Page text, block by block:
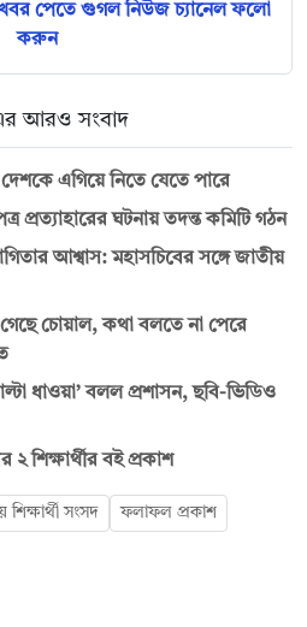
পেতে গুগল নিউজ চ্যানেল ফলো
করুন
আরও সংবাদ
দেশকে এগিয়ে নিতে যেতে পারে
প্রত্যাহারের ঘটনায় তদন্ত কমিটি গঠন
আশ্বাস: মহাসচিবের সঙ্গে জাতীয়
চোয়াল, কথা বলতে না পেরে
ধাওয়া’ বলল প্রশাসন, ছবি-ভিডিও
২ শিক্ষার্থীর বই প্রকাশ
শিক্ষার্থী সংসদ ফলাফল প্রকাশ